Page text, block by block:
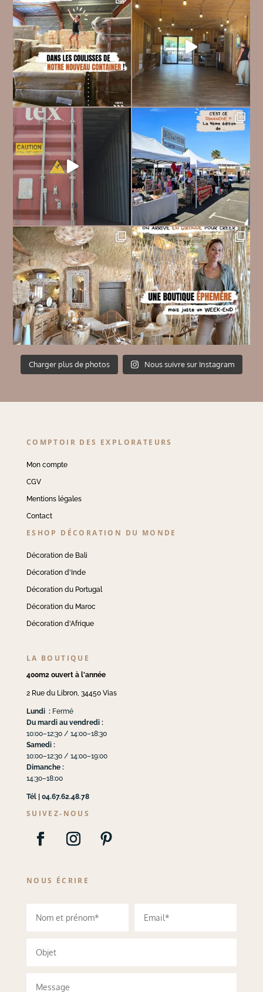
Charger plus de photos Nous suivre sur Instagram
COMPTOIR DES EXPLORATEURS
Mon compte
CGV
Mentions légales
Contact
ESHOP DÉCORATION DU MONDE
Décoration de Bali
Décoration d'Inde
Décoration du Portugal
Décoration du Maroc
Décoration d'Afrique
LA BOUTIQUE
400m2 ouvert à l'année
2 Rue du Libron, 34450 Vias
Lundi :Fermé
Du mardi au vendredi :
10:00–12:30 / 14:00–18:30
Samedi :
10:00–12:30 / 14:00–19:00
Dimanche :
14:30–18:00
Tél | 04.67.62.48.78
SUIVEZ-NOUS
NOUS ÉCRIRE